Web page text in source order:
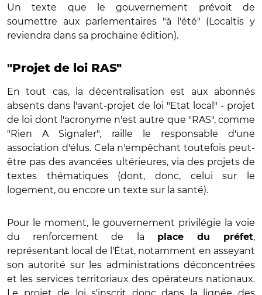
Un texte que le gouvernement prévoit de
soumettre aux parlementaires "à l'été" (Localtis y
reviendra dans sa prochaine édition).
"Projet de loi RAS"
En tout cas, la décentralisation est aux abonnés
absents dans l'avant-projet de loi "Etat local" - projet
de loi dont l'acronyme n'est autre que "RAS", comme
"Rien A Signaler", raille le responsable d'une
association d'élus. Cela n'empêchant toutefois peut-
être pas des avancées ultérieures, via des projets de
textes thématiques (dont, donc, celui sur le
logement, ou encore un texte sur la santé).
Pour le moment, le gouvernement privilégie la voie
du renforcement de la
place du préfet,
représentant local de l'État, notamment en asseyant
son autorité sur les administrations déconcentrées
et les services territoriaux des opérateurs nationaux.